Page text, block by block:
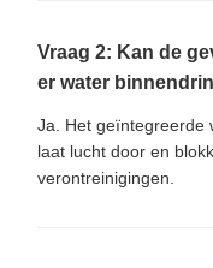
Vraag 2: Kan de
er water
Ja. Het geïntegreerde
laat lucht door en
verontreinigingen.